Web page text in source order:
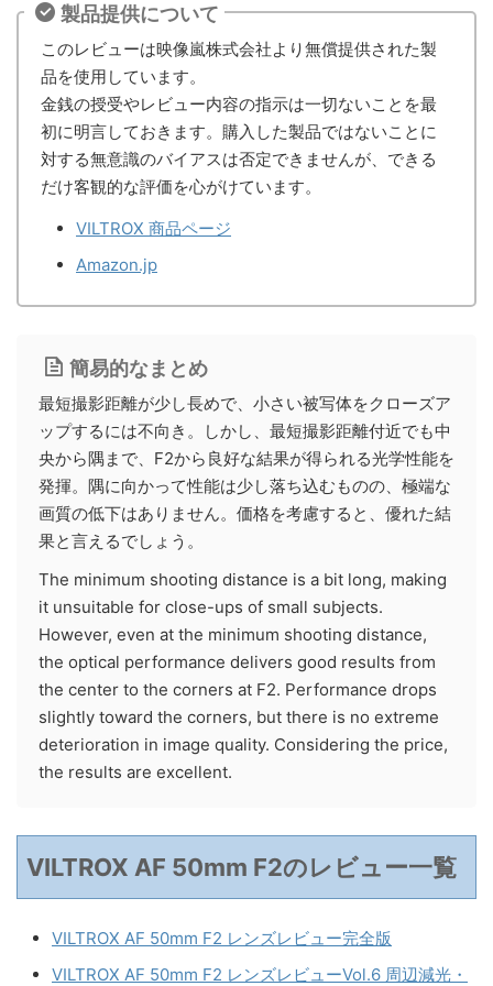
製品提供について
このレビューは映像嵐株式会社より無償提供された製
品を使用しています。
金銭の授受やレビュー内容の指示は一切ないことを最
初に明言しておきます。購入した製品ではないことに
対する無意識のバイアスは否定できませんが、できる
だけ客観的な評価を心がけています。
VILTROX 商品ページ
Amazon.jp
簡易的なまとめ
最短撮影距離が少し長めで、小さい被写体をクローズア
ップするには不向き。しかし、最短撮影距離付近でも中
央から隅まで、F2から良好な結果が得られる光学性能を
発揮。隅に向かって性能は少し落ち込むものの、極端な
画質の低下はありません。価格を考慮すると、優れた結
果と言えるでしょう。
The minimum shooting distance is a bit long, making
it unsuitable for close-ups of small subjects.
However, even at the minimum shooting distance,
the optical performance delivers good results from
the center to the corners at F2. Performance drops
slightly toward the corners, but there is no extreme
deterioration in image quality. Considering the price,
the results are excellent.
VILTROX AF 50mm F2のレビュー一覧
VILTROX AF 50mm F2 レンズレビュー完全版
VILTROX AF 50mm F2 レンズレビューVol.6 周辺減光・